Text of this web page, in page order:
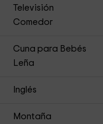
Televisión
Comedor
Cuna para Bebés
Leña
Inglés
Montaña